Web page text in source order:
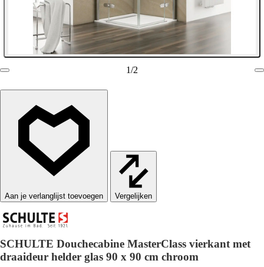
1/2
Vergelijken
SCHULTE Douchecabine MasterClass vierkant met
draaideur helder glas 90 x 90 cm chroom